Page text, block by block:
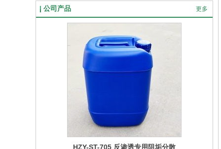
公司产品 更多
HZY-ST-704 反渗透还原剂